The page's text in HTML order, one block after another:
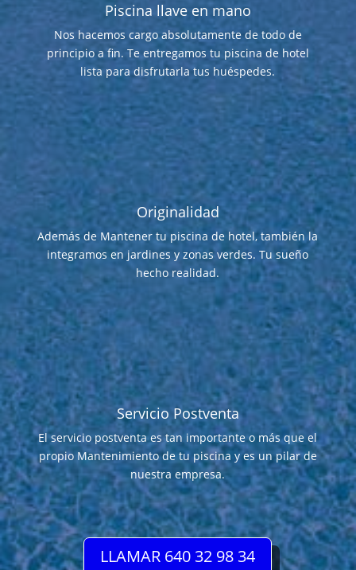
Piscina llave en mano
Nos hacemos cargo absolutamente de todo de
principio a fin. Te entregamos tu piscina de hotel
lista para disfrutarla tus huéspedes.
Originalidad
Además de Mantener tu piscina de hotel, también la
integramos en jardines y zonas verdes. Tu sueño
hecho realidad.
Servicio Postventa
El servicio postventa es tan importante o más que el
propio Mantenimiento de tu piscina y es un pilar de
nuestra empresa.
LLAMAR 640 32 98 34